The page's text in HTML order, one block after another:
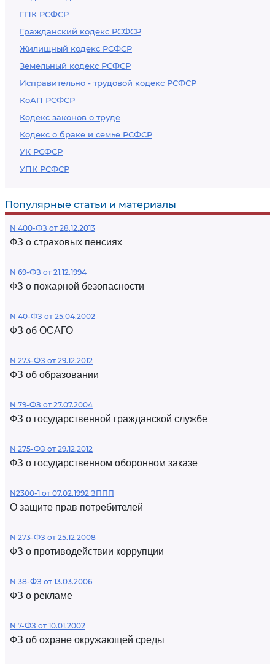
ГПК РСФСР
Гражданский кодекс РСФСР
Жилищный кодекс РСФСР
Земельный кодекс РСФСР
Исправительно - трудовой кодекс РСФСР
КоАП РСФСР
Кодекс законов о труде
Кодекс о браке и семье РСФСР
УК РСФСР
УПК РСФСР
Популярные статьи и материалы
N 400-ФЗ от 28.12.2013
ФЗ о страховых пенсиях
N 69-ФЗ от 21.12.1994
ФЗ о пожарной безопасности
N 40-ФЗ от 25.04.2002
ФЗ об ОСАГО
N 273-ФЗ от 29.12.2012
ФЗ об образовании
N 79-ФЗ от 27.07.2004
ФЗ о государственной гражданской службе
N 275-ФЗ от 29.12.2012
ФЗ о государственном оборонном заказе
N2300-1 от 07.02.1992 ЗППП
О защите прав потребителей
N 273-ФЗ от 25.12.2008
ФЗ о противодействии коррупции
N 38-ФЗ от 13.03.2006
ФЗ о рекламе
N 7-ФЗ от 10.01.2002
ФЗ об охране окружающей среды